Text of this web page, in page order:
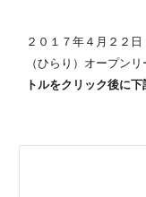
２０１７年４月２２
（ひらり）オープン
トルをクリック後に